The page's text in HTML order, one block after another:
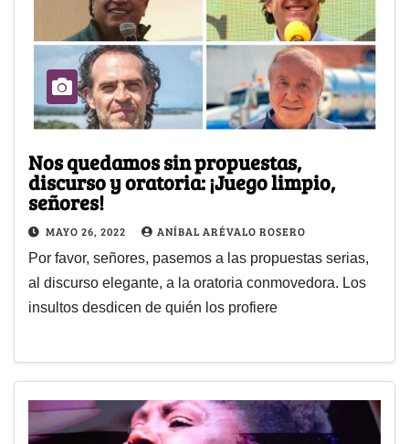
Nos quedamos sin propuestas,
discurso y oratoria: ¡Juego limpio,
señores!
MAYO 26, 2022 ANÍBAL ARÉVALO ROSERO
Por favor, señores, pasemos a las propuestas serias,
al discurso elegante, a la oratoria conmovedora. Los
insultos desdicen de quién los profiere